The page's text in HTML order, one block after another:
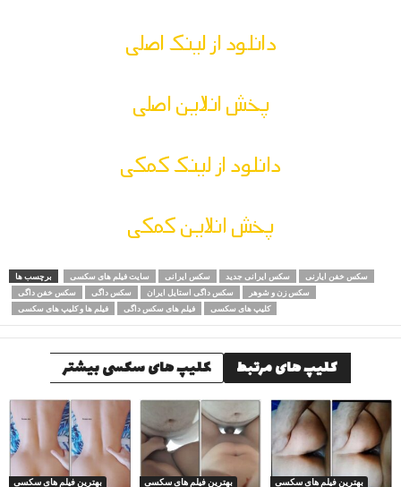
دانلود از لینک اصلی
پخش انلاین اصلی
دانلود از لینک کمکی
پخش انلاین کمکی
برچسب ها سایت فیلم های سکسی سکس ایرانی سکس ایرانی جدید
سکس خفن ایارنی
سکس خفن داگی
سکس داگی سکس داگی استایل ایران
سکس زن و شوهر
فیلم ها و کلیپ های سکسی
فیلم های سکس داگی کلیپ های سکسی
کلیپ های مرتبط کلیپ های سکسی بیشتر
بهترین فیلم های سکسی بهترین فیلم های سکسی بهترین فیلم های سکسی